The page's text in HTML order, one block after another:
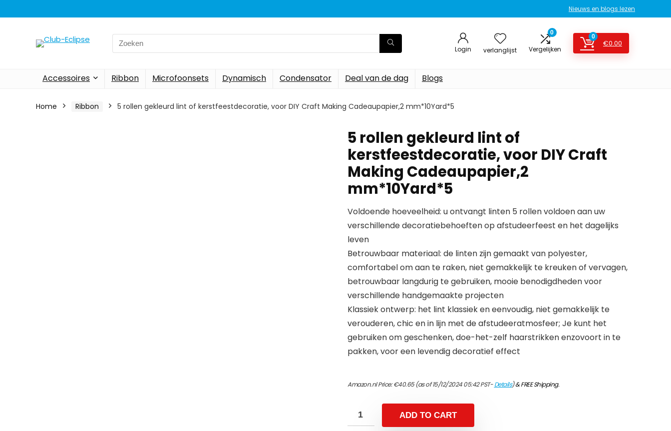
Nieuws en blogs lezen
Search
for:
Login verlanglijst
0
Vergelijken
0
€0.00
Accessoires Ribbon Microfoonsets Dynamisch Condensator Deal van de dag Blogs
Home Ribbon 5 rollen gekleurd lint of kerstfeestdecoratie, voor DIY Craft Making Cadeaupapier,2 mm*10Yard*5
5 rollen gekleurd lint of
kerstfeestdecoratie, voor DIY Craft
Making Cadeaupapier,2
mm*10Yard*5
Voldoende hoeveelheid: u ontvangt linten 5 rollen voldoen aan uw
verschillende decoratiebehoeften op afstudeerfeest en het dagelijks
leven
Betrouwbaar materiaal: de linten zijn gemaakt van polyester,
comfortabel om aan te raken, niet gemakkelijk te kreuken of vervagen,
betrouwbaar langdurig te gebruiken, mooie benodigdheden voor
verschillende handgemaakte projecten
Klassiek ontwerp: het lint klassiek en eenvoudig, niet gemakkelijk te
verouderen, chic en in lijn met de afstudeeratmosfeer; Je kunt het
gebruiken om geschenken, doe-het-zelf haarstrikken enzovoort in te
pakken, voor een levendig decoratief effect
Amazon.nl Price:€40.65(as of 15/12/2024 05:42 PST-Details)&FREE Shipping.
ADD TO CART